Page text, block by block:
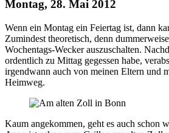
Montag, 28. Mai 2012
Wenn ein Montag ein Feiertag ist, dann
Zumindest theoretisch, denn
Wochentags-Wecker auszuschalten.
ordentlich zu Mittag gegessen habe,
irgendwann auch von meinen Eltern und
Heimweg.
Kaum angekommen, geht es auch schon